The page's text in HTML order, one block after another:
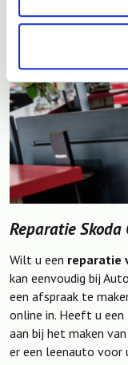
Reparatie
Wilt u een reparatie
kan eenvoudig bij
een afspraak te
online in. Heeft u
aan bij het maken
er een leenauto voor